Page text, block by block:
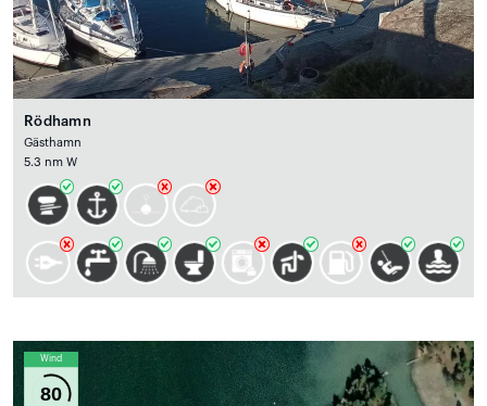
Rödhamn
Gästhamn
5.3 nm W
Wind
80